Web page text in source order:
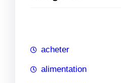
h
acheter
alimentation